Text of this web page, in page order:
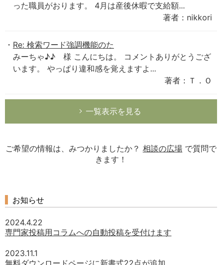
った職員がおります。 4月は産後休暇で支給額...
著者：nikkori
Re: 検索ワード強調機能のた
みーちゃ♪♪ 様 こんにちは。 コメントありがとうござ
います。 やっぱり違和感を覚えますよ...
著者：Ｔ．Ｏ
一覧表示を見る
ご希望の情報は、みつかりましたか？ 相談の広場 で質問で
きます！
お知らせ
2024.4.22
専門家投稿用コラムへの自動投稿を受付けます
2023.11.1